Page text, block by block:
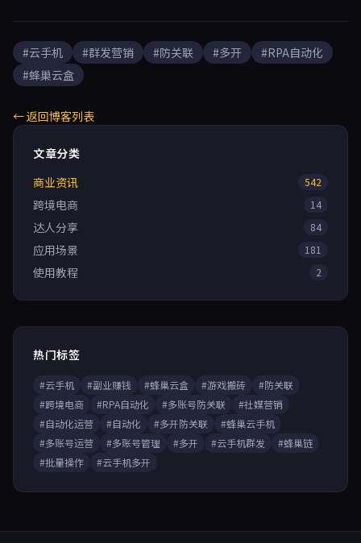
#云手机 #群发营销 #防关联 #多开
#RPA自动化
#蜂巢云盒
← 返回博客列表
文章分类
商业资讯
542
跨境电商 14
达人分享 84
应用场景 181
使用教程 2
热门标签
#云手机 #副业赚钱 #蜂巢云盒 #游戏搬砖
#防关联
#跨境电商
#RPA自动化 #多账号防关联
#社媒营销
#自动化运营
#自动化 #多开防关联
#蜂巢云手机
#多账号运营
#多账号管理 #多开 #云手机群发
#蜂巢链
#批量操作
#云手机多开